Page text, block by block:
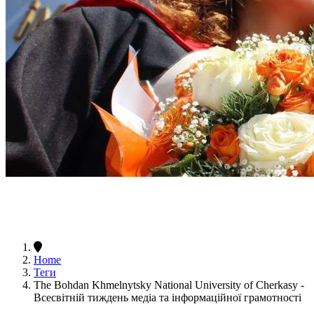
Home
Теги
The Bohdan Khmelnytsky National University of Cherkasy -
Всесвітній тиждень медіа та інформаційної грамотності